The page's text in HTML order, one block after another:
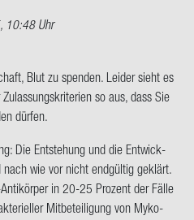
Uhr
Blut zu spen­den. Lei­der sieht es
so aus, dass Sie
dür­fen.
Die Ent­ste­hung und die Ent­wick­
nach wie vor nicht end­gül­tig ge­klärt.
in 20-25 Pro­zent der Fälle
Mit­be­tei­li­gung von My­ko­